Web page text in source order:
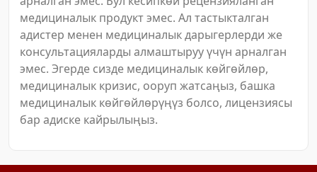
медициналык продукт эмес. Ал тастыкталган
адистер менен медициналык дарыгерлерди же
консультацияларды алмаштыруу үчүн арналган
эмес. Эгерде сизде медициналык көйгөйлөр,
медициналык кризис, ооруп жатсаңыз, башка
медициналык көйгөйлөрүңүз болсо, лицензиясы
бар адиске кайрылыңыз.